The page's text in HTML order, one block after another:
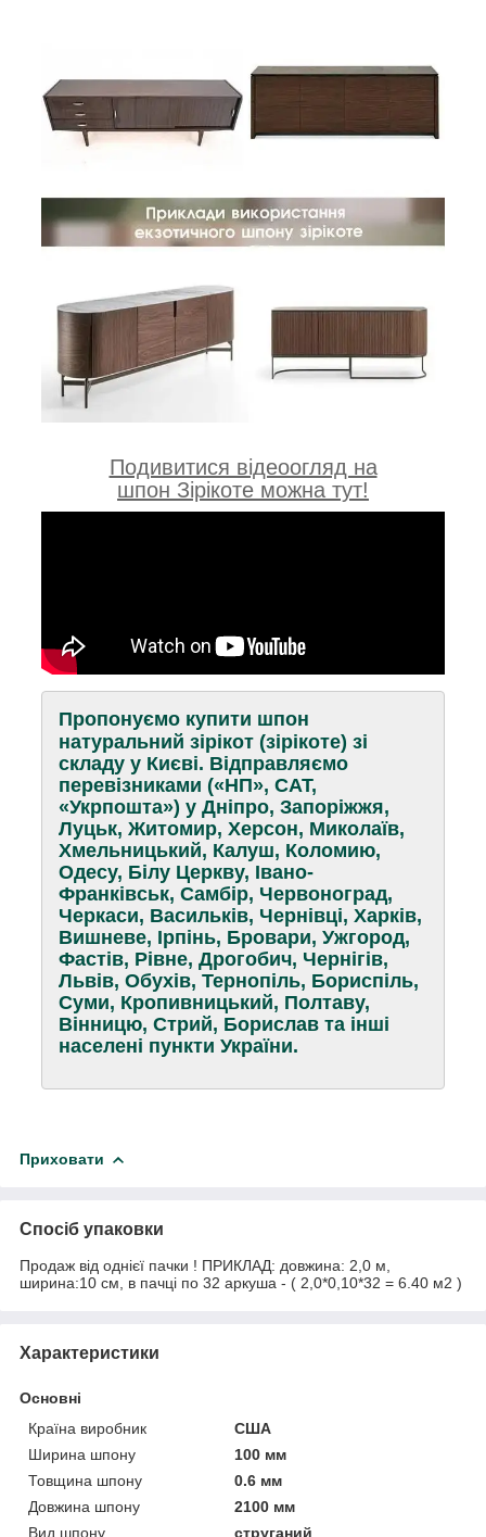
Подивитися відеоогляд на
шпон Зірікоте можна тут!
Пропонуємо купити шпон
натуральний зірікот (зірікоте) зі
складу у Києві. Відправляємо
перевізниками («НП», САТ,
«Укрпошта») у Дніпро, Запоріжжя,
Луцьк, Житомир, Херсон, Миколаїв,
Хмельницький, Калуш, Коломию,
Одесу, Білу Церкву, Івано-
Франківськ, Самбір, Червоноград,
Черкаси, Васильків, Чернівці, Харків,
Вишневе, Ірпінь, Бровари, Ужгород,
Фастів, Рівне, Дрогобич, Чернігів,
Львів, Обухів, Тернопіль, Бориспіль,
Суми, Кропивницький, Полтаву,
Вінницю, Стрий, Борислав та інші
населені пункти України.
Приховати
Спосіб упаковки
Продаж від однієї пачки ! ПРИКЛАД: довжина: 2,0 м,
ширина:10 см, в пачці по 32 аркуша - ( 2,0*0,10*32 = 6.40 м2 )
Характеристики
Основні
Країна виробник
США
Ширина шпону
100 мм
Товщина шпону
0.6 мм
Довжина шпону
2100 мм
Вид шпону
струганий